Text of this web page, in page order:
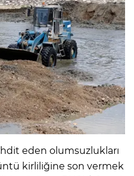
eden olumsuzlukları
kirliliğine son vermek